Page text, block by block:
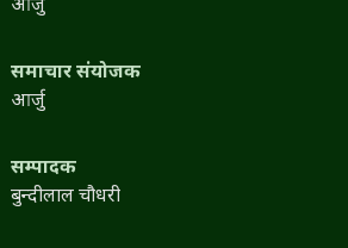
आर्जु
समाचार संयोजक
आर्जु
सम्पादक
बुन्दीलाल चौधरी